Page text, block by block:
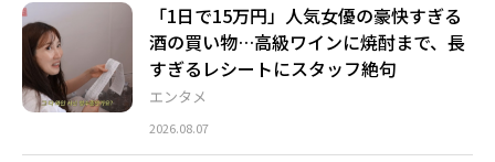
エンタメ
「1日で15万円」人気女優の豪快すぎる
酒の買い物…高級ワインに焼酎まで、長
すぎるレシートにスタッフ絶句
2026.08.07